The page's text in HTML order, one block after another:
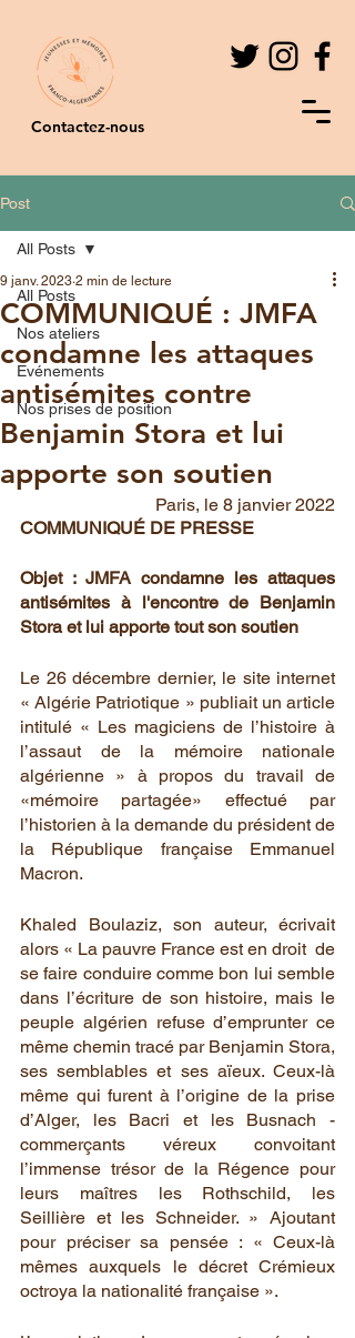
Contactez-nous
Post
All Posts
Nos ateliers
Evénements
Nos prises de position
All Posts
COMMUNIQUÉ : JMFA
condamne les attaques
antisémites contre
Benjamin Stora et lui
apporte son soutien
9 janv. 2023 2 min de lecture
Paris, le 8 janvier 2022
COMMUNIQUÉ DE PRESSE
Objet : JMFA condamne les attaques
antisémites à l'encontre de Benjamin
Stora et lui apporte tout son soutien
Le 26 décembre dernier, le site internet
« Algérie Patriotique » publiait un article
intitulé « Les magiciens de l’histoire à
l’assaut de la mémoire nationale
algérienne » à propos du travail de
«mémoire partagée» effectué par
l’historien à la demande du président de
la République française Emmanuel
Macron.
Khaled Boulaziz, son auteur, écrivait
alors « La pauvre France est en droit  de
se faire conduire comme bon lui semble
dans l’écriture de son histoire, mais le
peuple algérien refuse d’emprunter ce
même chemin tracé par Benjamin Stora,
ses semblables et ses aïeux. Ceux-là
même qui furent à l’origine de la prise
d’Alger, les Bacri et les Busnach -
commerçants véreux convoitant
l’immense trésor de la Régence pour
leurs maîtres les Rothschild, les
Seillière et les Schneider. » Ajoutant
pour préciser sa pensée : « Ceux-là
mêmes auxquels le décret Crémieux
octroya la nationalité française ».